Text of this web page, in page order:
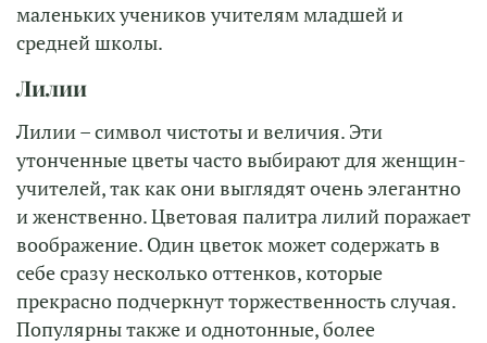
маленьких учеников учителям младшей и
средней школы.
Лилии
Лилии – символ чистоты и величия. Эти
утонченные цветы часто выбирают для женщин-
учителей, так как они выглядят очень элегантно
и женственно. Цветовая палитра лилий поражает
воображение. Один цветок может содержать в
себе сразу несколько оттенков, которые
прекрасно подчеркнут торжественность случая.
Популярны также и однотонные, более